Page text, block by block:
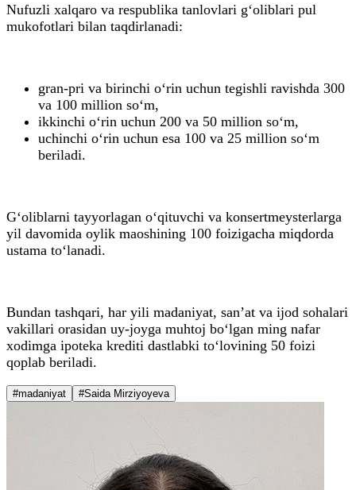
Nufuzli xalqaro va respublika tanlovlari g‘oliblari pul
mukofotlari bilan taqdirlanadi:
gran-pri va birinchi o‘rin uchun tegishli ravishda 300
va 100 million so‘m,
ikkinchi o‘rin uchun 200 va 50 million so‘m,
uchinchi o‘rin uchun esa 100 va 25 million so‘m
beriladi.
G‘oliblarni tayyorlagan o‘qituvchi va konsertmeysterlarga
yil davomida oylik maoshining 100 foizigacha miqdorda
ustama to‘lanadi.
Bundan tashqari, har yili madaniyat, san’at va ijod sohalari
vakillari orasidan uy-joyga muhtoj bo‘lgan ming nafar
xodimga ipoteka krediti dastlabki to‘lovining 50 foizi
qoplab beriladi.
#madaniyat #Saida Mirziyoyeva